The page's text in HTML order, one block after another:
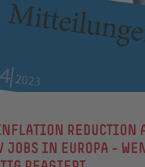
REDUCTION
JOBS IN EUROPA -